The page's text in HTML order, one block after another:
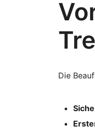
Die